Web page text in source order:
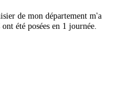
de mon département m'a
été posées en 1 journée.